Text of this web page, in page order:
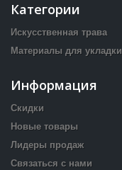
Категории
Искусственная трава
Материалы для укладки
Информация
Скидки
Новые товары
Лидеры продаж
Связаться с нами